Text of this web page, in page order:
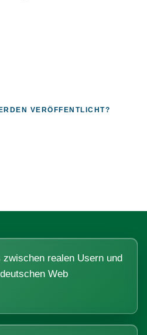
VERÖFFENTLICHT?
realen Usern und
Web